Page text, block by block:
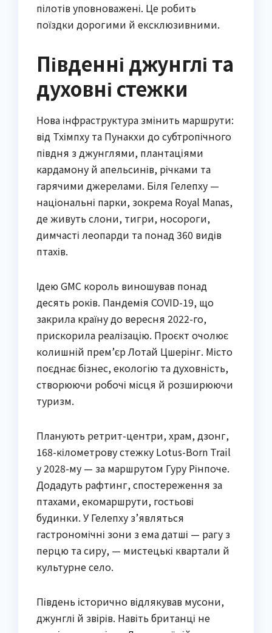
пілотів уповноважені. Це робить
поїздки дорогими й ексклюзивними.
Південні джунглі та
духовні стежки
Нова інфраструктура змінить маршрути:
від Тхімпху та Пунакхи до субтропічного
півдня з джунглями, плантаціями
кардамону й апельсинів, річками та
гарячими джерелами. Біля Гелепху —
національні парки, зокрема Royal Manas,
де живуть слони, тигри, носороги,
димчасті леопарди та понад 360 видів
птахів.
Ідею GMC король виношував понад
десять років. Пандемія COVID-19, що
закрила країну до вересня 2022-го,
прискорила реалізацію. Проєкт очолює
колишній прем’єр Лотай Цшерінг. Місто
поєднає бізнес, екологію та духовність,
створюючи робочі місця й розширюючи
туризм.
Планують ретрит-центри, храм, дзонг,
168-кілометрову стежку Lotus-Born Trail
у 2028-му — за маршрутом Гуру Рінпоче.
Додадуть рафтинг, спостереження за
птахами, екомаршрути, гостьові
будинки. У Гелепху з’являться
гастрономічні зони з ема датші — рагу з
перцю та сиру, — мистецькі квартали й
культурне село.
Південь історично відлякував мусони,
джунглі й звірів. Навіть британці не